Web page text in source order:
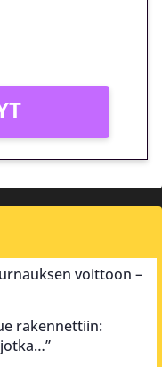
voittoon –
rakennettiin: